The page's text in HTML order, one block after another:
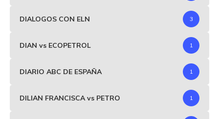
DIALOGOS CON ELN 3
DIAN vs ECOPETROL 1
DIARIO ABC DE ESPAÑA 1
DILIAN FRANCISCA vs PETRO 1